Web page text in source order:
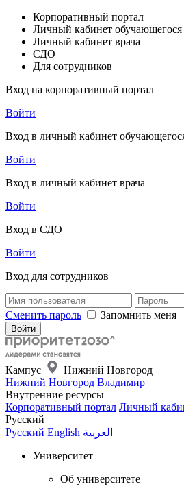
Корпоративный портал
Личный кабинет обучающегося
Личный кабинет врача
СДО
Для сотрудников
Вход на корпоративный портал
Войти
Вход в личный кабинет
Войти
Вход в личный кабинет врача
Войти
Вход в СДО
Войти
Вход для сотрудников
Сменить пароль Запомнить меня
Кампус
Нижний Новгород
Нижний Новгород Владимир
Внутренние ресурсы
Корпоративный портал Личный
Русский
Русский English العربية
Университет
Об университете